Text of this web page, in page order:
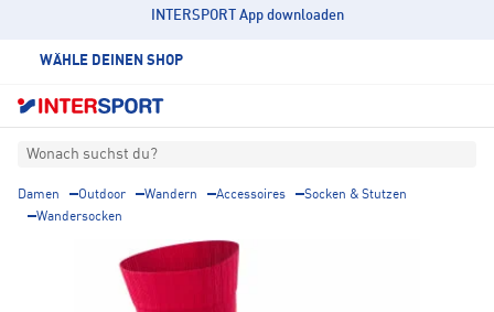
INTERSPORT App downloaden
WÄHLE DEINEN SHOP
Wonach suchst du?
Damen Outdoor Wandern Accessoires
Socken & Stutzen
Wandersocken